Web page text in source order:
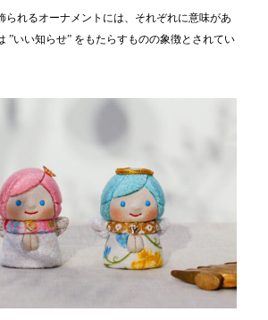
られるオーナメントには、それぞれに意味があ
”いい知らせ” をもたらすものの象徴とされてい